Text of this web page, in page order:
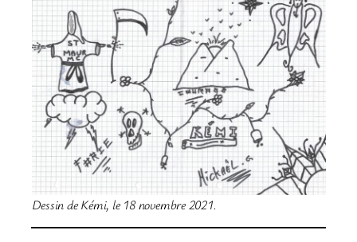
Dessin de Kémi, le 18 novembre 2021.